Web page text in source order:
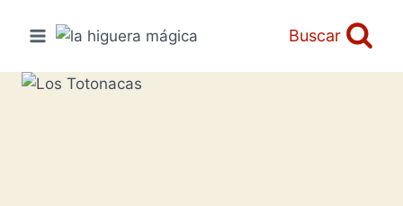
Buscar